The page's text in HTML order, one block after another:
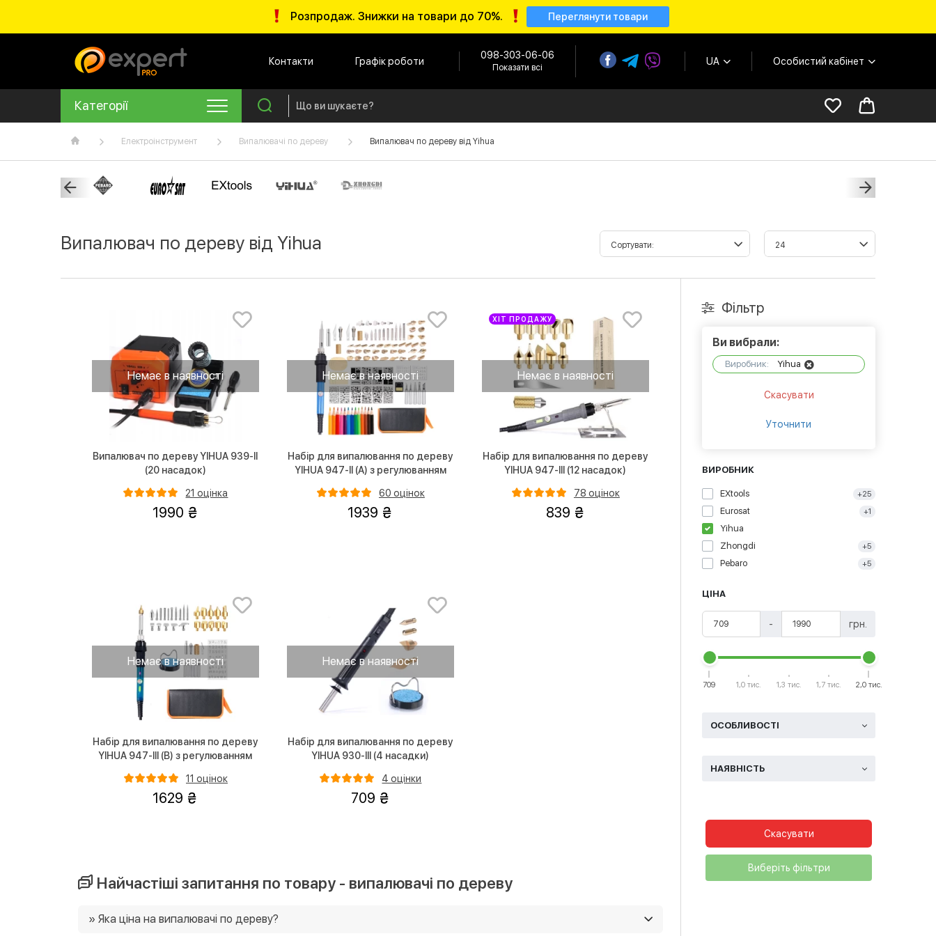
Розпродаж. Знижки на товари до 70%. Переглянути товари
Контакти Графік роботи
098-303-06-06
Показати всі
UA Особистий кабінет
Категорії
Електроінструмент Випалювачі по дереву Випалювач по дереву від Yihua
Випалювач по дереву від Yihua
Фільтр
Ви вибрали:
Виробник: Yihua
Скасувати
Уточнити
ВИРОБНИК
EXtools +25
Eurosat +1
Yihua
Zhongdi
+5
Pebaro +5
ЦІНА
- грн.
709 1,0 тис. 1,3 тис. 1,7 тис. 2,0 тис.
ОСОБЛИВОСТІ
НАЯВНІСТЬ
Скасувати
Виберіть фільтри
Немає в наявності
Випалювач по дереву YIHUA 939-II
(20 насадок)
21 оцінка
1990
Немає в наявності
Набір для випалювання по дереву
YIHUA 947-II (А) з регулюванням
60 оцінок
1939
Немає в наявності
ХІТ ПРОДАЖУ
Набір для випалювання по дереву
YIHUA 947-III (12 насадок)
78 оцінок
839
Немає в наявності
Набір для випалювання по дереву
YIHUA 947-III (В) з регулюванням
11 оцінок
1629
Немає в наявності
Набір для випалювання по дереву
YIHUA 930-III (4 насадки)
4 оцінки
709
Найчастіші запитання по товару - випалювачі по дереву
» Яка ціна на випалювачі по дереву?